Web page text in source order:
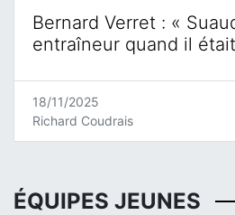
Bernard Verret : «
entraîneur quand il
18/11/2025
Richard Coudrais
ÉQUIPES JEUNES